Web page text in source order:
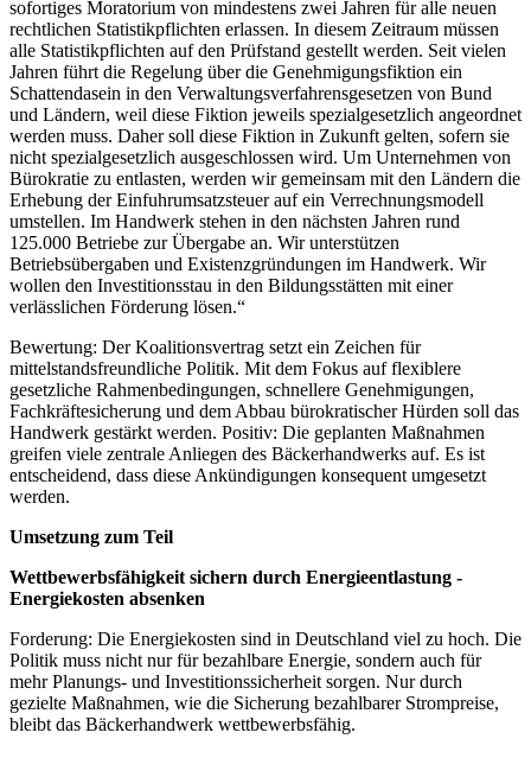
sofortiges Moratorium von mindestens zwei Jahren für alle neuen
rechtlichen Statistikpflichten erlassen. In diesem Zeitraum müssen
alle Statistikpflichten auf den Prüfstand gestellt werden. Seit vielen
Jahren führt die Regelung über die Genehmigungsfiktion ein
Schattendasein in den Verwaltungsverfahrensgesetzen von Bund
und Ländern, weil diese Fiktion jeweils spezialgesetzlich angeordnet
werden muss. Daher soll diese Fiktion in Zukunft gelten, sofern sie
nicht spezialgesetzlich ausgeschlossen wird. Um Unternehmen von
Bürokratie zu entlasten, werden wir gemeinsam mit den Ländern die
Erhebung der Einfuhrumsatzsteuer auf ein Verrechnungsmodell
umstellen. Im Handwerk stehen in den nächsten Jahren rund
125.000 Betriebe zur Übergabe an. Wir unterstützen
Betriebsübergaben und Existenzgründungen im Handwerk. Wir
wollen den Investitionsstau in den Bildungsstätten mit einer
verlässlichen Förderung lösen.“
Bewertung: Der Koalitionsvertrag setzt ein Zeichen für
mittelstandsfreundliche Politik. Mit dem Fokus auf flexiblere
gesetzliche Rahmenbedingungen, schnellere Genehmigungen,
Fachkräftesicherung und dem Abbau bürokratischer Hürden soll das
Handwerk gestärkt werden. Positiv: Die geplanten Maßnahmen
greifen viele zentrale Anliegen des Bäckerhandwerks auf. Es ist
entscheidend, dass diese Ankündigungen konsequent umgesetzt
werden.
Umsetzung zum Teil
Wettbewerbsfähigkeit sichern durch Energieentlastung -
Energiekosten absenken
Forderung: Die Energiekosten sind in Deutschland viel zu hoch. Die
Politik muss nicht nur für bezahlbare Energie, sondern auch für
mehr Planungs- und Investitionssicherheit sorgen. Nur durch
gezielte Maßnahmen, wie die Sicherung bezahlbarer Strompreise,
bleibt das Bäckerhandwerk wettbewerbsfähig.